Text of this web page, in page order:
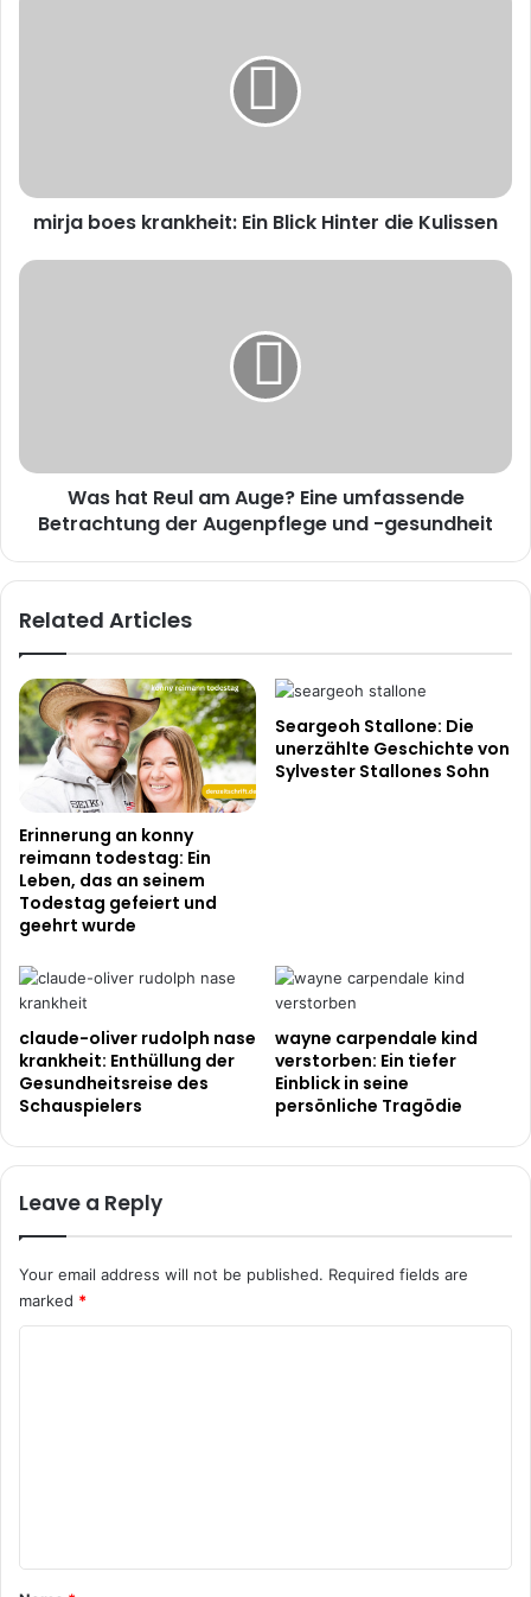
mirja boes krankheit: Ein Blick Hinter die Kulissen
Was
der
Augenpflege
und
Was hat Reul am Auge? Eine umfassende
Betrachtung der Augenpflege und -gesundheit
Related Articles
Erinnerung an konny
reimann todestag: Ein
Leben, das an seinem
Todestag gefeiert und
geehrt wurde
Seargeoh Stallone: ​​Die
unerzählte Geschichte von
Sylvester Stallones Sohn
claude-oliver rudolph nase
krankheit: Enthüllung der
Gesundheitsreise des
Schauspielers
wayne carpendale kind
verstorben: Ein tiefer
Einblick in seine
persönliche Tragödie
Leave a Reply
Your email address will not be published. Required fields are
marked *
*